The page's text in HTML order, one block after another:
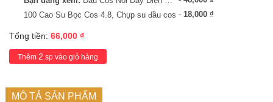
100 Cao Su Bọc Cos 4.8, Chụp su đầu cos - 18,000 ₫
Tổng tiền: 66,000 ₫
Thêm 2 sp vào giỏ hàng
MÔ TẢ SẢN PHẨM